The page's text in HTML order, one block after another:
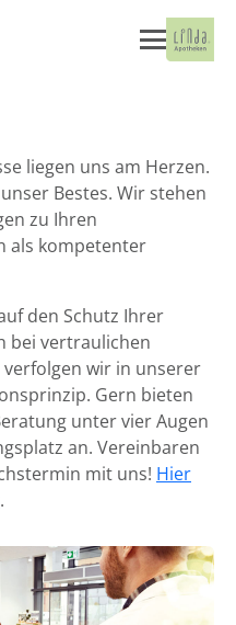
liegen uns am Herzen.
Bestes. Wir stehen
zu Ihren
als kompetenter
den Schutz Ihrer
bei vertraulichen
wir in unserer
Gern bieten
unter vier Augen
an. Vereinbaren
mit uns! Hier
.